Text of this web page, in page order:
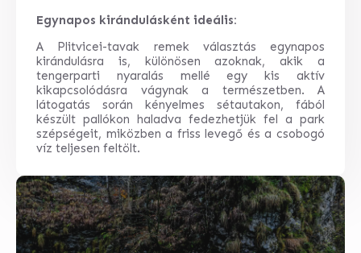
Egynapos kirándulásként ideális:
A Plitvicei-tavak remek választás egynapos
kirándulásra is, különösen azoknak, akik a
tengerparti nyaralás mellé egy kis aktív
kikapcsolódásra vágynak a természetben. A
látogatás során kényelmes sétautakon, fából
készült pallókon haladva fedezhetjük fel a park
szépségeit, miközben a friss levegő és a csobogó
víz teljesen feltölt.